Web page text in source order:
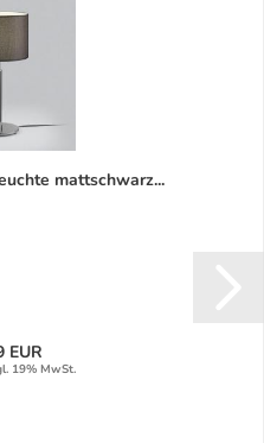
mattschwarz...
EUR
19% MwSt.